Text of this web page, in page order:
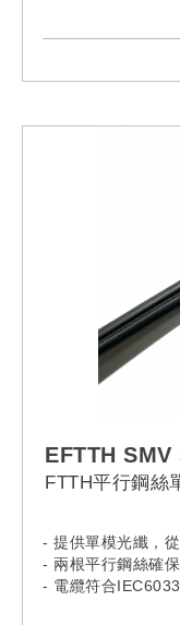
EFTTH SMV
FTTH平行鋼絲
- 提供單模光纖，
- 兩根平行鋼絲確
- 電纜符合